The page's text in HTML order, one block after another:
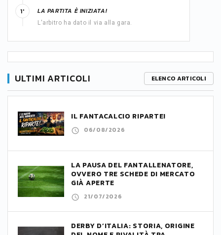
LA PARTITA È INIZIATA!
L'arbitro ha dato il via alla gara.
1'
ULTIMI ARTICOLI ELENCO ARTICOLI
IL FANTACALCIO RIPARTE!
06/08/2026
LA PAUSA DEL FANTALLENATORE,
OVVERO TRE SCHEDE DI MERCATO
GIÀ APERTE
21/07/2026
DERBY D’ITALIA: STORIA, ORIGINE